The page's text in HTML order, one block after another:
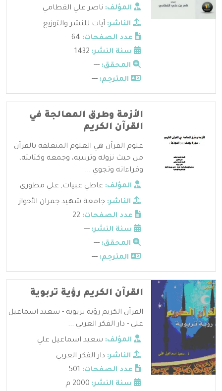
المؤلف: ناصر علي القطامي
الناشر: آيات للنشر والتوزيع
عدد الصفحات:
سنة النشر:
المحقق: ---
المترجم: ---
الأزمة وطرق المعالجة في
القرآن الكريم
علوم القرآن هي العلوم المتعلقة بالقرآن
من حيث نزوله وترتيبه، وجمعه وكتابته،
وقراءاته وتجوي ...
المؤلف: عاطي عبيات, علي مطوري
الناشر: جامعة شهيد جمران الأحواز
عدد الصفحات:
سنة النشر: ---
المحقق: ---
المترجم: ---
القرآن الكريم رؤية تربوية
القرآن الكريم رؤية تربوية - سعيد اسماعيل
علي - دار الفكر العربي ...
المؤلف: سعيد اسماعيل علي
الناشر: دار الفكر العربي
عدد الصفحات:
سنة النشر: